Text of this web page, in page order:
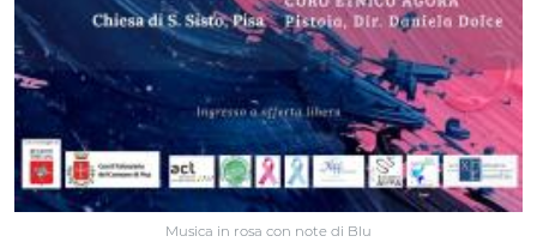
Musica in rosa con note di Blu